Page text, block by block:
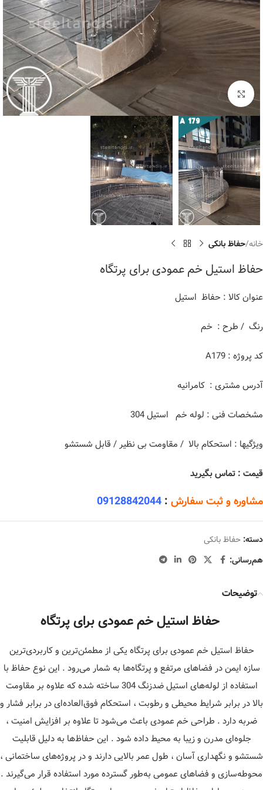
برای بزرگنمایی کلیک کنید
خانه حفاظ بانکی
حفاظ استیل خم عمودی برای پرتگاه
عنوان کالا : حفاظ استیل
رنگ / طرح : خم
کد پروژه : A179
آدرس مشتری : کامرانیه
مشخصات فنی : لوله خم استیل 304
ویژگیها : استحکام بالا / مقاومت بی نظیر / قابل شستشو
قیمت : تماس بگیرید
مشاوره و ثبت سفارش :
09128842044
دسته: حفاظ بانکی
هم‌رسانی:
توضیحات
حفاظ استیل خم عمودی برای پرتگاه
حفاظ استیل خم عمودی برای پرتگاه یکی از مطمئن‌ترین و کاربردی‌ترین
سازه ایمن در فضاهای مرتفع و پرتگاه‌ها به شمار می‌رود . این نوع حفاظ با
استفاده از لوله‌های استیل ضدزنگ 304 ساخته شده که علاوه بر مقاومت
بالا در برابر شرایط محیطی و رطوبت ، استحکام فوق‌العاده‌ای در برابر فشار و
ضربه دارد . طراحی خم عمودی باعث می‌شود تا علاوه بر افزایش امنیت ،
جلوه‌ای مدرن و زیبا به محیط داده شود . این حفاظ‌ها به دلیل قابلیت
شستشو و نگهداری آسان ، طول عمر بالایی دارند و در پروژه‌های ساختمانی ،
محوطه‌سازی و فضاهای عمومی به‌طور گسترده مورد استفاده قرار می‌گیرند .